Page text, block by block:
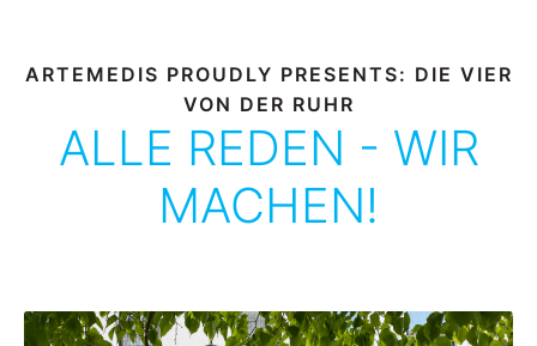
ARTEMEDIS PROUDLY PRESENTS: DIE VIER
VON DER RUHR
ALLE REDEN - WIR
MACHEN!